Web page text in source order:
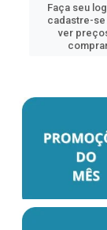
Faça seu
cadastre-se
ver